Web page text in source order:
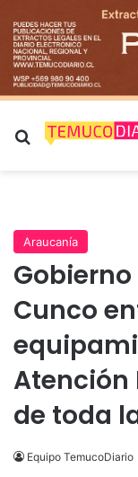
Buscar por
Araucanía
Cunco
Atención
de toda
Equipo TemucoDiario